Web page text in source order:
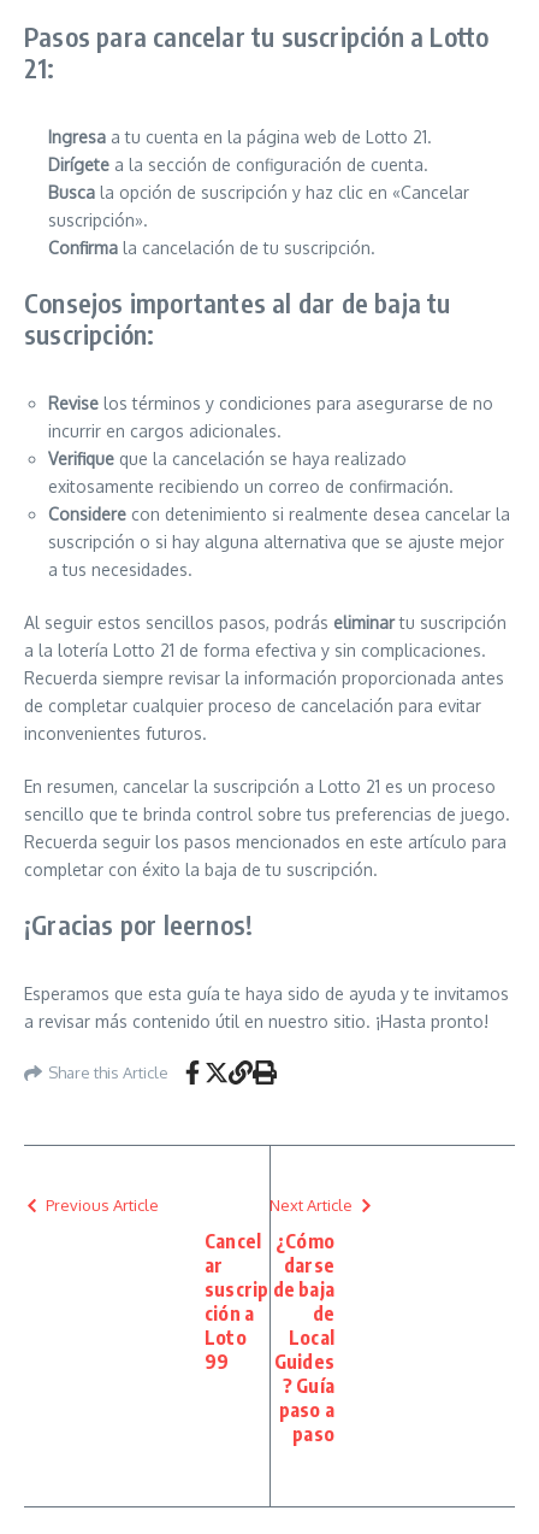
Pasos para cancelar tu suscripción a Lotto
21:
Ingresa a tu cuenta en la página web de Lotto 21.
Dirígete a la sección de configuración de cuenta.
Busca la opción de suscripción y haz clic en «Cancelar
suscripción».
Confirma la cancelación de tu suscripción.
Consejos importantes al dar de baja tu
suscripción:
Revise los términos y condiciones para asegurarse de no
incurrir en cargos adicionales.
Verifique que la cancelación se haya realizado
exitosamente recibiendo un correo de confirmación.
Considere con detenimiento si realmente desea cancelar la
suscripción o si hay alguna alternativa que se ajuste mejor
a tus necesidades.
Al seguir estos sencillos pasos, podrás eliminartu suscripción
a la lotería Lotto 21 de forma efectiva y sin complicaciones.
Recuerda siempre revisar la información proporcionada antes
de completar cualquier proceso de cancelación para evitar
inconvenientes futuros.
En resumen, cancelar la suscripción a Lotto 21 es un proceso
sencillo que te brinda control sobre tus preferencias de juego.
Recuerda seguir los pasos mencionados en este artículo para
completar con éxito la baja de tu suscripción.
¡Gracias por leernos!
Esperamos que esta guía te haya sido de ayuda y te invitamos
a revisar más contenido útil en nuestro sitio. ¡Hasta pronto!
Share this Article
Previous Article
Cancel
ar
suscrip
ción a
Loto
99
Next Article
¿Cómo
darse
de baja
de
Local
Guides
? Guía
paso a
paso